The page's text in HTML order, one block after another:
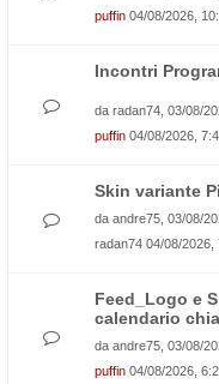
puffin 04/08/2026,
Incontri
da radan74 , 03/08/
puffin 04/08/2026,
Skin variante
da andre75 , 03/08/
radan74 04/08/2026,
Feed_Logo e
calendario
da andre75 , 03/08/
puffin 04/08/2026,